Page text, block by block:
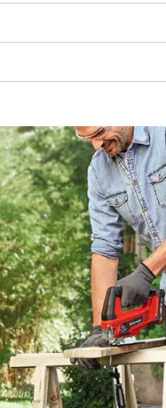
the
load due
to the
to setup
content